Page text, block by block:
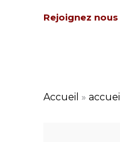
Rejoignez nous
Accueil » accueil